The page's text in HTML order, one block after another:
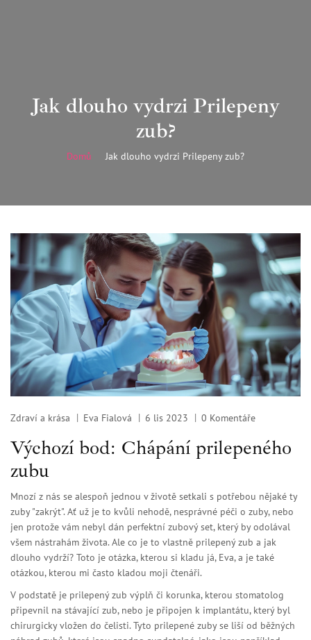
Jak dlouho vydrzi Prilepeny
zub?
Domů Jak dlouho vydrzi Prilepeny zub?
Zdraví a krása Eva Fialová 6 lis 2023 0 Komentáře
Výchozí bod: Chápání prilepeného
zubu
Mnozí z nás se alespoň jednou v životě setkali s potřebou nějaké ty
zuby "zakrýt". Ať už je to kvůli nehodě, nesprávné péči o zuby, nebo
jen protože vám nebyl dán perfektní zubový set, který by odolával
všem nástrahám života. Ale co je to vlastně prilepený zub a jak
dlouho vydrží? Toto je otázka, kterou si kladu já, Eva, a je také
otázkou, kterou mi často kladou moji čtenáři.
V podstatě je prilepený zub výplň či korunka, kterou stomatolog
připevnil na stávající zub, nebo je připojen k implantátu, který byl
chirurgicky vložen do čelisti. Tyto prilepené zuby se liší od běžných